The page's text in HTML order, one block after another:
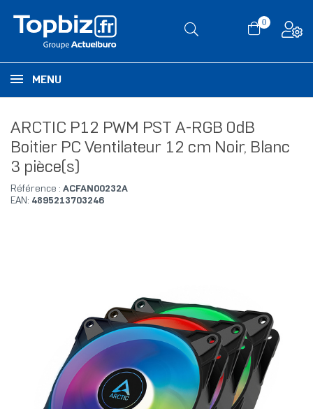
0
MENU
ARCTIC P12 PWM PST A-RGB 0dB
Boitier PC Ventilateur 12 cm Noir, Blanc
3 pièce(s)
Référence : ACFAN00232A
EAN: 4895213703246